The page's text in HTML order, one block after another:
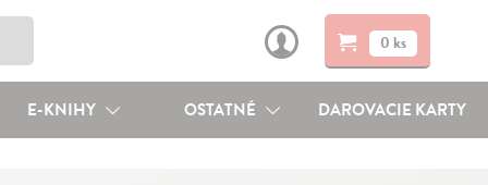
0 ks
E-KNIHY OSTATNÉ DAROVACIE KARTY